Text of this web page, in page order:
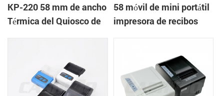
KP-220 58 mm de ancho
Térmica del Quiosco de
58 móvil de mini portátil
impresora de recibos